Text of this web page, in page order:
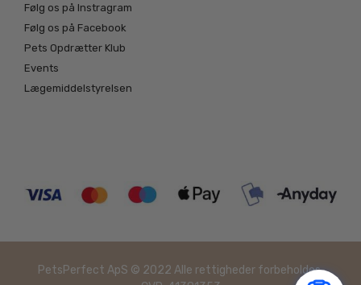
Følg os på Instragram
Følg os på Facebook
Pets Opdrætter Klub
Events
Lægemiddelstyrelsen
PetsPerfect ApS © 2022 Alle rettigheder forbeholdes.